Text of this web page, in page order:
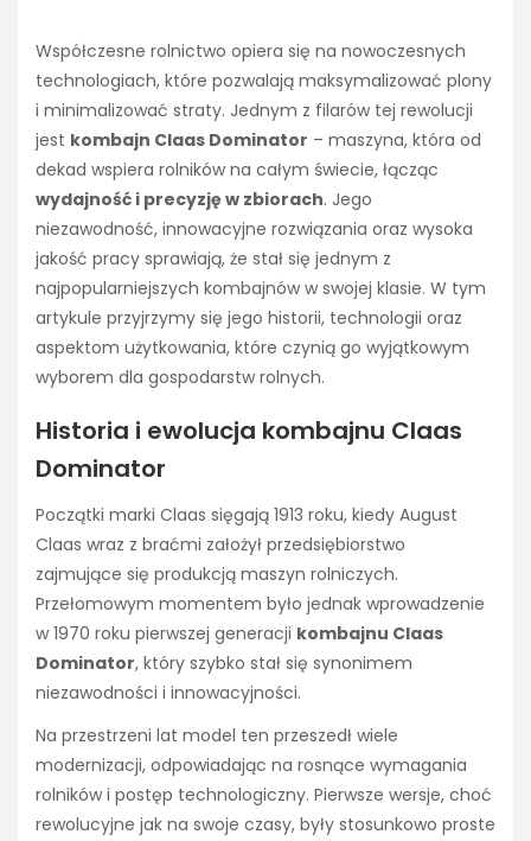
Współczesne rolnictwo opiera się na nowoczesnych
technologiach, które pozwalają maksymalizować plony
i minimalizować straty. Jednym z filarów tej rewolucji
jest kombajn Claas Dominator – maszyna, która od
dekad wspiera rolników na całym świecie, łącząc
wydajność i precyzję w zbiorach. Jego
niezawodność, innowacyjne rozwiązania oraz wysoka
jakość pracy sprawiają, że stał się jednym z
najpopularniejszych kombajnów w swojej klasie. W tym
artykule przyjrzymy się jego historii, technologii oraz
aspektom użytkowania, które czynią go wyjątkowym
wyborem dla gospodarstw rolnych.
Historia i ewolucja kombajnu Claas
Dominator
Początki marki Claas sięgają 1913 roku, kiedy August
Claas wraz z braćmi założył przedsiębiorstwo
zajmujące się produkcją maszyn rolniczych.
Przełomowym momentem było jednak wprowadzenie
w 1970 roku pierwszej generacji kombajnu Claas
Dominator, który szybko stał się synonimem
niezawodności i innowacyjności.
Na przestrzeni lat model ten przeszedł wiele
modernizacji, odpowiadając na rosnące wymagania
rolników i postęp technologiczny. Pierwsze wersje, choć
rewolucyjne jak na swoje czasy, były stosunkowo proste